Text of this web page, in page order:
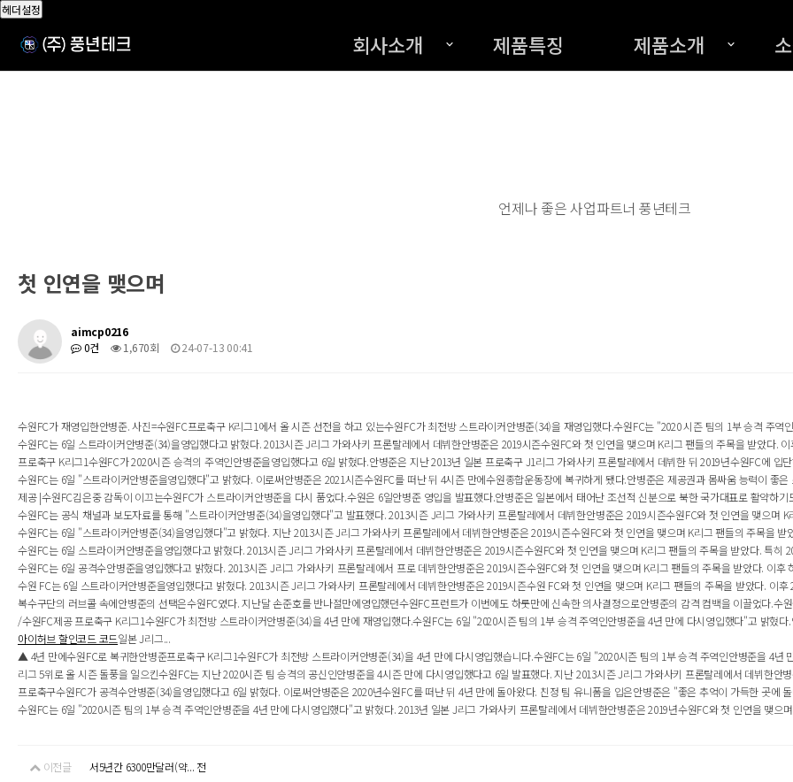
회사소개 제품특징 제품소개
헤더설정
언제나 좋은 사업파트너 풍년테크
첫 인연을 맺으며
aimcp0216
0건
1,670회 24-07-13 00:41
수원FC가 재영입한안병준. 사진=수원FC프로축구 K리그1에서 올 시즌 선전을 하고 있는수원FC가 최전방 스트라이커안병준(34)을 재영입했다.수원FC는 "2020 시즌 팀의 1부 승격 주역
수원FC는 6일 스트라이커안병준(34)을영입했다고 밝혔다. 2013시즌 J리그 가와사키 프론탈레에서 데뷔한안병준은 2019시즌수원FC와 첫 인연을 맺으며 K리그 팬들의 주목을 받았다.
프로축구 K리그1수원FC가 2020시즌 승격의 주역인안병준을영입했다고 6일 밝혔다.안병준은 지난 2013년 일본 프로축구 J1리그 가와사키 프론탈레에서 데뷔한 뒤 2019년수원FC에 입
수원FC는 6일 "스트라이커안병준을영입했다"고 밝혔다. 이로써안병준은 2021시즌수원FC를 떠난 뒤 4시즌 만에수원종합운동장에 복귀하게 됐다.안병준은 제공권과 몸싸움 능력이 좋은
제공 |수원FC김은중 감독이 이끄는수원FC가 스트라이커안병준을 다시 품었다.수원은 6일안병준 영입을 발표했다.안병준은 일본에서 태어난 조선적 신분으로 북한 국가대표로 활약하기
수원FC는 공식 채널과 보도자료를 통해 "스트라이커안병준(34)을영입했다"고 발표했다. 2013시즌 J리그 가와사키 프론탈레에서 데뷔한안병준은 2019시즌수원FC와 첫 인연을 맺으며
수원FC는 6일 "스트라이커안병준(34)을영입했다"고 밝혔다. 지난 2013시즌 J리그 가와사키 프론탈레에서 데뷔한안병준은 2019시즌수원FC와 첫 인연을 맺으며 K리그 팬들의 주목을 받
수원FC는 6일 스트라이커안병준을영입했다고 밝혔다. 2013시즌 J리그 가와사키 프론탈레에서 데뷔한안병준은 2019시즌수원FC와 첫 인연을 맺으며 K리그 팬들의 주목을 받았다. 특히
수원FC는 6일 공격수안병준을영입했다고 밝혔다. 2013시즌 J리그 가와사키 프론탈레에서 프로 데뷔한안병준은 2019시즌수원FC와 첫 인연을 맺으며 K리그 팬들의 주목을 받았다. 이후
수원 FC는 6일 스트라이커안병준을영입했다고 밝혔다. 2013시즌 J리그 가와사키 프론탈레에서 데뷔한안병준은 2019시즌수원 FC와 첫 인연을 맺으며 K리그 팬들의 주목을 받았다. 이후
복수구단의 러브콜 속에안병준의 선택은수원FC였다. 지난달 손준호를 반나절만에영입했던수원FC프런트가 이번에도 하룻만에 신속한 의사결정으로안병준의 감격 컴백을 이끌었다.수
/수원FC제공 프로축구 K리그1수원FC가 최전방 스트라이커안병준(34)을 4년 만에 재영입했다.수원FC는 6일 "2020시즌 팀의 1부 승격 주역인안병준을 4년 만에 다시영입했다"고 밝혔다
아이허브 할인코드 코드일본 J리그...
▲ 4년 만에수원FC로 복귀한안병준프로축구 K리그1수원FC가 최전방 스트라이커안병준(34)을 4년 만에 다시영입했습니다.수원FC는 6일 "2020시즌 팀의 1부 승격 주역인안병준을 4년
리그 5위로 올 시즌 돌풍을 일으킨수원FC는 지난 2020시즌 팀 승격의 공신인안병준을 4시즌 만에 다시영입했다고 6일 발표했다. 지난 2013시즌 J리그 가와사키 프론탈레에서 데뷔한안
프로축구수원FC가 공격수안병준(34)을영입했다고 6일 밝혔다. 이로써안병준은 2020년수원FC를 떠난 뒤 4년 만에 돌아왔다. 친정 팀 유니폼을 입은안병준은 "좋은 추억이 가득한 곳에
수원FC는 6일 "2020시즌 팀의 1부 승격 주역인안병준을 4년 만에 다시영입했다"고 밝혔다. 2013년 일본 J리그 가와사키 프론탈레에서 데뷔한안병준은 2019년수원FC와 첫 인연을 맺으
이전글 서5년간 6300만달러(약... 전